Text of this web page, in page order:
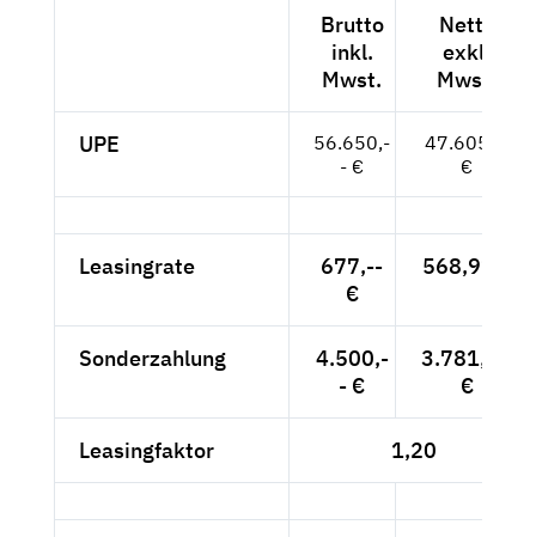
Brutto
inkl.
Mwst.
Netto
exkl.
Mwst.
UPE
56.650,-
- €
47.605,--
€
Leasingrate
677,--
€
568,91 €
Sonderzahlung
4.500,-
- €
3.781,51
€
Leasingfaktor 1,20